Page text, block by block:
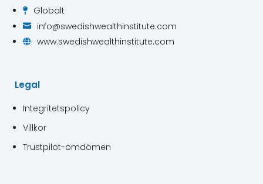
 Globalt
 info@swedishwealthinstitute.com
 www.swedishwealthinstitute.com
Legal
Integritetspolicy
Villkor
Trustpilot-omdömen